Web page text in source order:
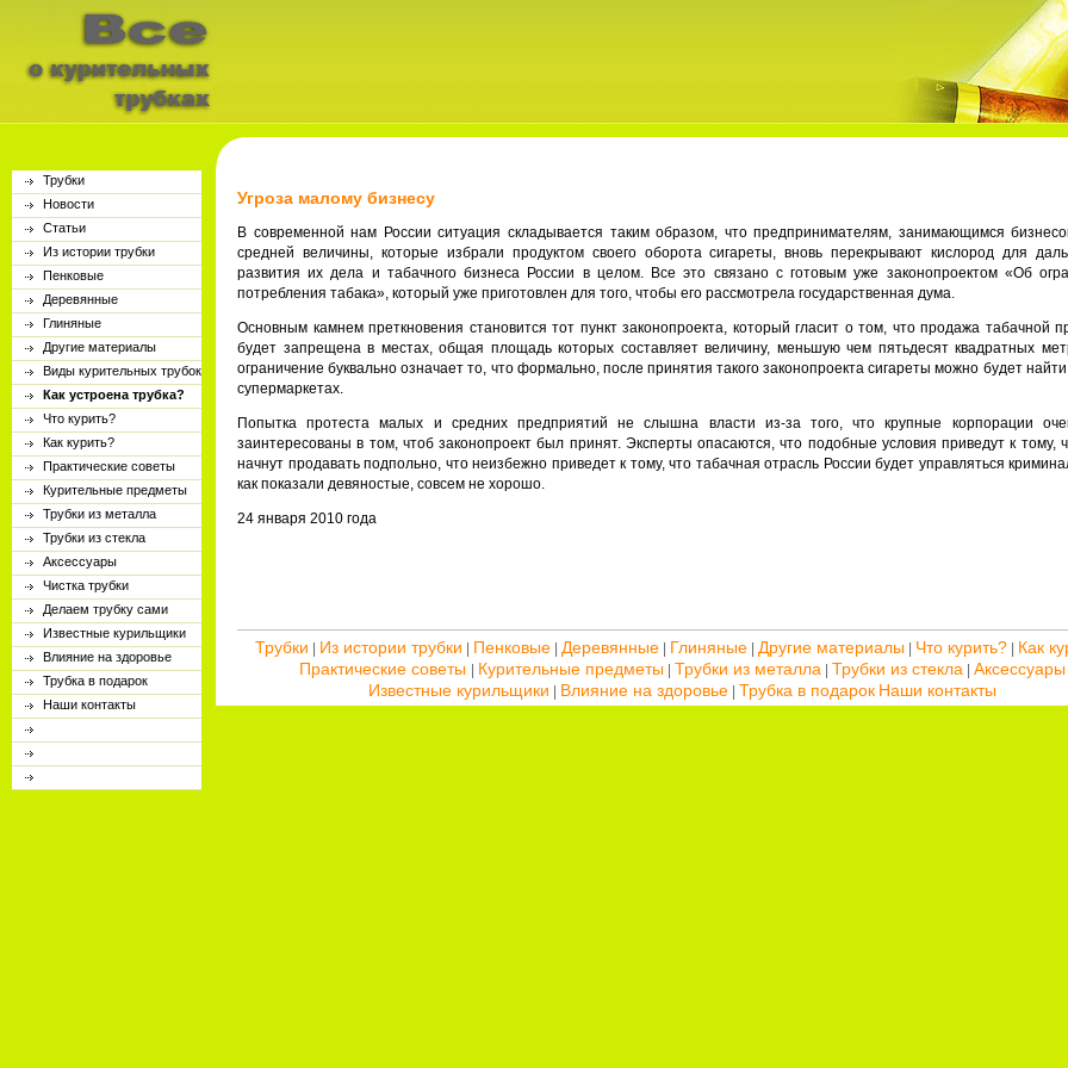
Трубки
Новости
Статьи
Из истории трубки
Пенковые
Деревянные
Глиняные
Другие материалы
Виды курительных трубок
Как устроена трубка?
Что курить?
Как курить?
Практические советы
Курительные предметы
Трубки из металла
Трубки из стекла
Аксессуары
Чистка трубки
Делаем трубку сами
Известные курильщики
Влияние на здоровье
Трубка в подарок
Наши контакты
Угроза малому бизнесу
В современной нам России ситуация складывается таким образом, что предпринимателям, занимающимся
средней величины, которые избрали продуктом своего оборота сигареты, вновь перекрывают кислород для
развития их дела и табачного бизнеса России в целом. Все это связано с готовым уже законопроектом «Об
потребления табака», который уже приготовлен для того, чтобы его рассмотрела государственная дума.
Основным камнем преткновения становится тот пункт законопроекта, который гласит о том, что продажа табачной
будет запрещена в местах, общая площадь которых составляет величину, меньшую чем пятьдесят квадратных
ограничение буквально означает то, что формально, после принятия такого законопроекта сигареты можно будет найти
супермаркетах.
Попытка протеста малых и средних предприятий не слышна власти из-за того, что крупные корпорации
заинтересованы в том, чтоб законопроект был принят. Эксперты опасаются, что подобные условия приведут к тому,
начнут продавать подпольно, что неизбежно приведет к тому, что табачная отрасль России будет управляться
как показали девяностые, совсем не хорошо.
24 января 2010 года
Трубки Из истории трубки Пенковые Деревянные Глиняные Другие материалы Что курить?
Как
Практические советы
Курительные предметы| Трубки из металла| Трубки из стекла| Аксессуары
Известные курильщики
Влияние на здоровье| Трубка в подарок Наши контакты